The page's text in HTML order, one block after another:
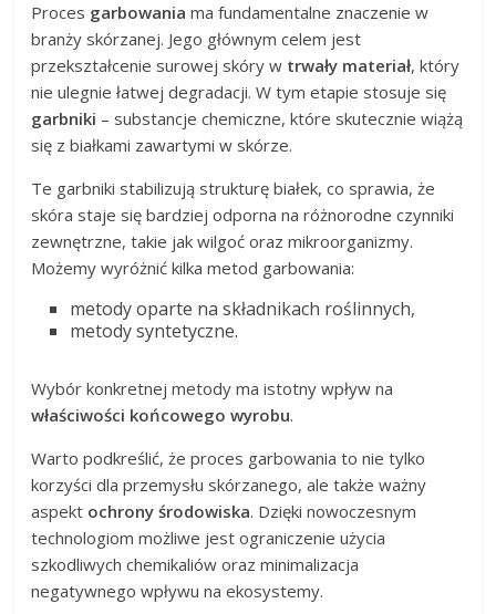
Proces garbowania ma fundamentalne znaczenie w
branży skórzanej. Jego głównym celem jest
przekształcenie surowej skóry w trwały materiał, który
nie ulegnie łatwej degradacji. W tym etapie stosuje się
garbniki – substancje chemiczne, które skutecznie wiążą
się z białkami zawartymi w skórze.
Te garbniki stabilizują strukturę białek, co sprawia, że
skóra staje się bardziej odporna na różnorodne czynniki
zewnętrzne, takie jak wilgoć oraz mikroorganizmy.
Możemy wyróżnić kilka metod garbowania:
metody oparte na składnikach roślinnych,
metody syntetyczne.
Wybór konkretnej metody ma istotny wpływ na
właściwości końcowego wyrobu.
Warto podkreślić, że proces garbowania to nie tylko
korzyści dla przemysłu skórzanego, ale także ważny
aspekt ochrony środowiska. Dzięki nowoczesnym
technologiom możliwe jest ograniczenie użycia
szkodliwych chemikaliów oraz minimalizacja
negatywnego wpływu na ekosystemy.